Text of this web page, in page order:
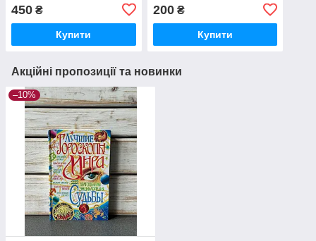
450 ₴
Купити
200₴
Купити
Акційні пропозиції та новинки
–10%